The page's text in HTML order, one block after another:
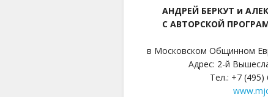
АНДРЕЙ БЕРКУТ и
С АВТОРСКОЙ
в Московском Общинном
Адрес: 2-й
Тел.: +7 (495)